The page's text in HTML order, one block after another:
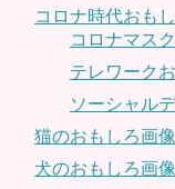
コロナ時代おも
コロナマス
テレワーク
ソーシャル
猫のおもしろ画
犬のおもしろ画